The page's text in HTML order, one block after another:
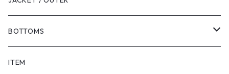
BOTTOMS
SHORTS
ITEM